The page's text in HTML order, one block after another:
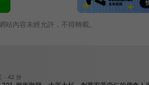
站內容未經允許，不得轉載。